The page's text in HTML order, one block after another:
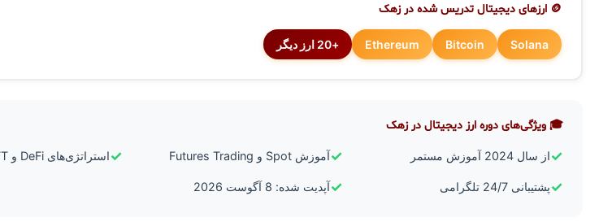
🪙 ارزهای دیجیتال تدریس شده در زهک
Solana
Bitcoin
Ethereum +20 ارز دیگر
🎓 ویژگی‌های دوره ارز دیجیتال در زهک
✓از سال 2024 آموزش مستمر ✓آموزش Spot و Futures Trading ✓استراتژی‌های DeFi و NFT
✓پشتیبانی 24/7 تلگرامی ✓آپدیت شده: 8 آگوست 2026